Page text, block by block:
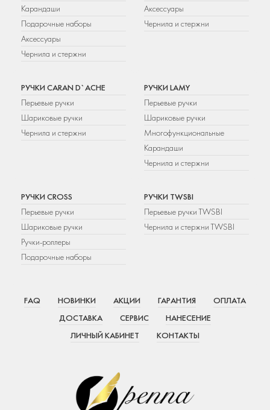
Карандаши
Подарочные наборы
Аксессуары
Чернила и стержни
Аксессуары
Чернила и стержни
РУЧКИ CARAN D`ACHE
Перьевые ручки
Шариковые ручки
Чернила и стержни
РУЧКИ LAMY
Перьевые ручки
Шариковые ручки
Многофункциональные
Карандаши
Чернила и стержни
РУЧКИ CROSS
Перьевые ручки
Шариковые ручки
Ручки-роллеры
Подарочные наборы
РУЧКИ TWSBI
Перьевые ручки TWSBI
Чернила и стержни TWSBI
FAQ НОВИНКИ АКЦИИ ГАРАНТИЯ
ОПЛАТА
ДОСТАВКА
СЕРВИС
НАНЕСЕНИЕ
ЛИЧНЫЙ КАБИНЕТ
КОНТАКТЫ